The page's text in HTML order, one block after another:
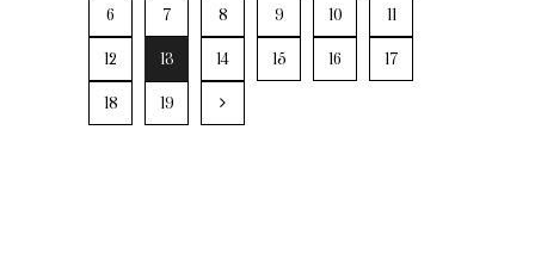
6 7 8 9 10 11
12 13 14 15 16 17
18 19